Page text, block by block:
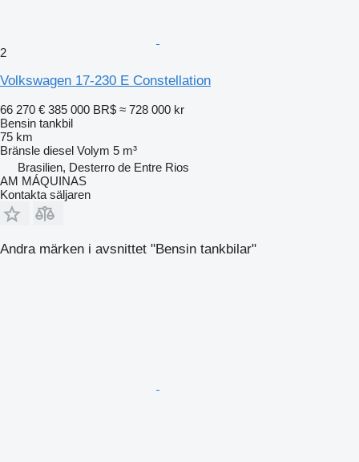
2
Volkswagen 17-230 E Constellation
66 270 € 385 000 BR$ ≈ 728 000 kr
Bensin tankbil
75 km
Bränsle diesel Volym 5 m³
Brasilien, Desterro de Entre Rios
AM MÁQUINAS
Kontakta säljaren
Andra märken i avsnittet "Bensin tankbilar"